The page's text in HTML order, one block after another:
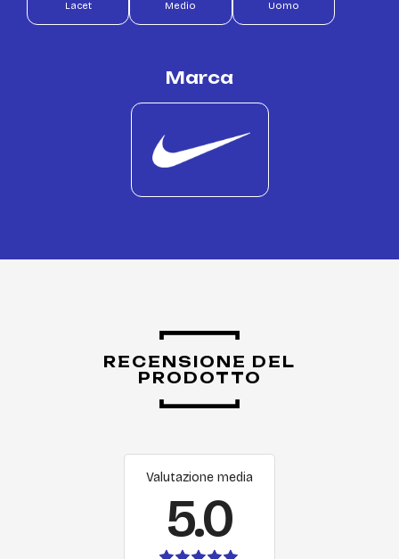
Lacet Medio Uomo
Marca
RECENSIONE DEL
PRODOTTO
Valutazione media
5.0